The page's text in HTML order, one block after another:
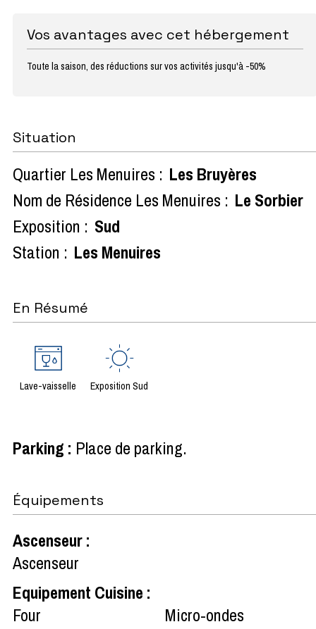
Vos avantages avec cet hébergement
Toute la saison, des réductions sur vos activités jusqu'à -50%
Situation
Quartier Les Menuires : Les Bruyères
Nom de Résidence Les Menuires : Le Sorbier
Exposition : Sud
Station : Les Menuires
En Résumé
Lave-vaisselle Exposition Sud
Parking : Place de parking
Équipements
Ascenseur:
Ascenseur
Equipement Cuisine :
Four
Micro-ondes